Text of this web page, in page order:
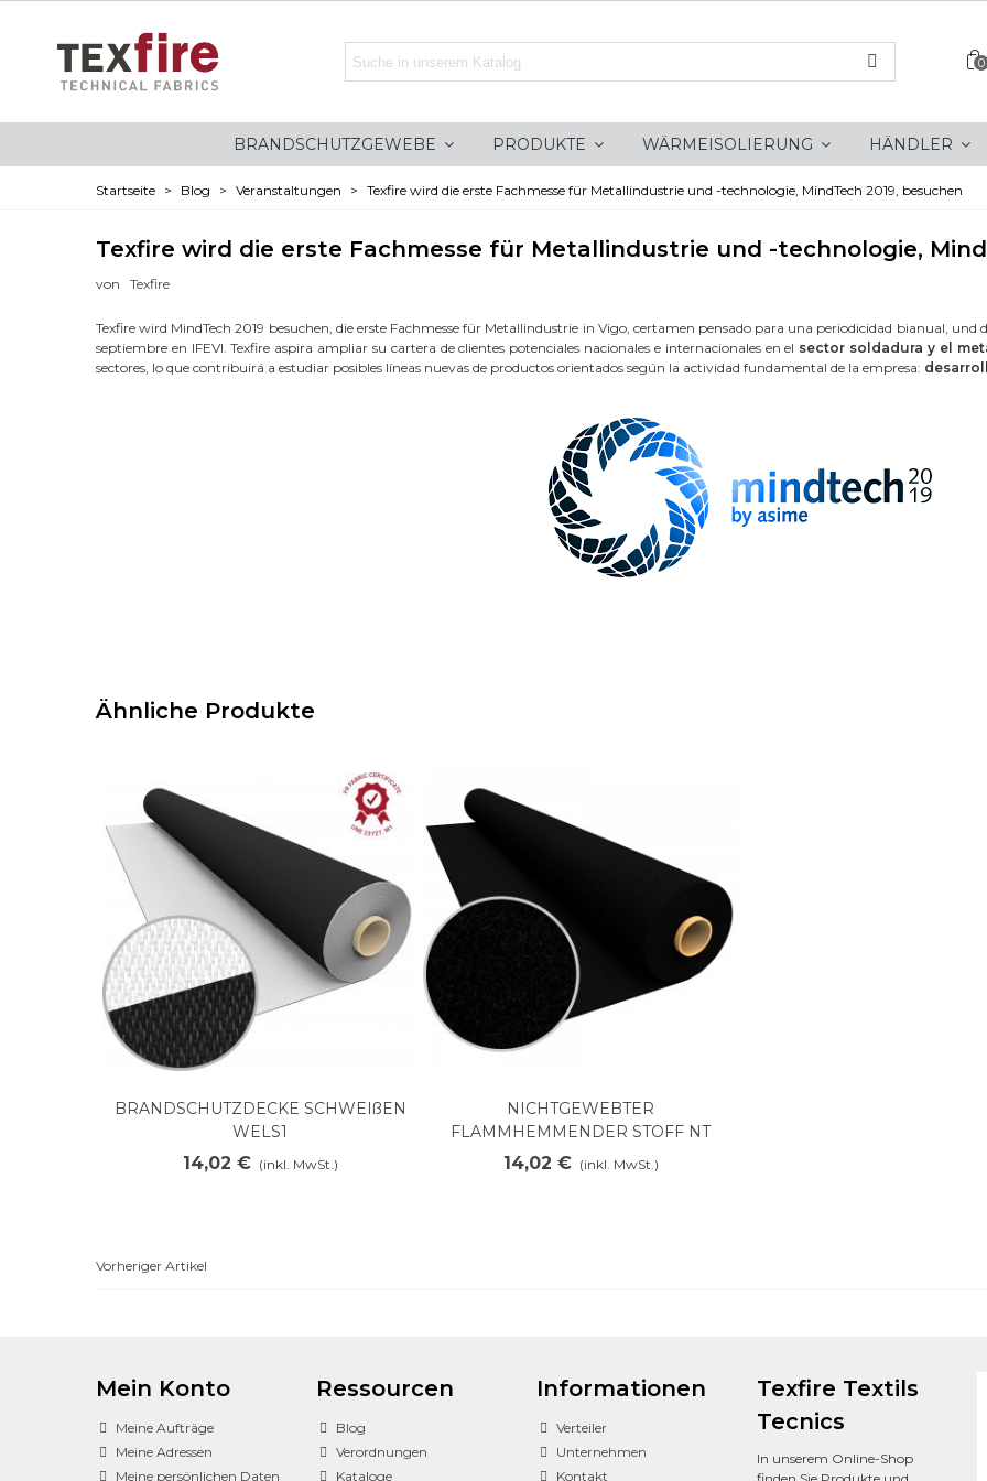
0
BRANDSCHUTZGEWEBE PRODUKTE WÄRMEISOLIERUNG HÄNDLER
Startseite > Blog > Veranstaltungen > Texfire wird die erste Fachmesse für Metallindustrie und -technologie, MindTech 2019, besuchen
Texfire wird die erste Fachmesse für Metallindustrie und -technologie,
von Texfire
Texfire wird MindTech 2019 besuchen, die erste Fachmesse für Metallindustrie in Vigo, certamen pensado para una periodicidad bianual, und
septiembre en IFEVI. Texfire aspira ampliar su cartera de clientes potenciales nacionales e internacionales en el sector soldadura y el
sectores, lo que contribuirá a estudiar posibles líneas nuevas de productos orientados según la actividad fundamental de la empresa:
Ähnliche Produkte
Mehr anzeigen
BRANDSCHUTZDECKE SCHWEIßEN
WELS1
14,02 € (inkl. MwSt.)
Mehr anzeigen
NICHTGEWEBTER
FLAMMHEMMENDER STOFF NT
PREOX 200
14,02 € (inkl. MwSt.)
Vorheriger Artikel
Mein Konto
Meine Aufträge
Meine Adressen
Meine persönlichen Daten
Ressourcen
Blog
Verordnungen
Kataloge
Informationen
Verteiler
Unternehmen
Kontakt
Texfire Textils
Tecnics
In unserem Online-Shop